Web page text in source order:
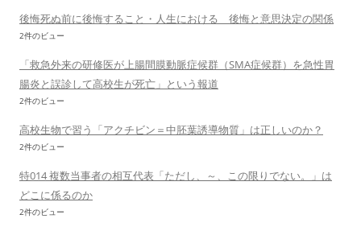
後悔死ぬ前に後悔すること・人生における 後悔と意思決定の関係
2件のビュー
「救急外来の研修医が上腸間膜動脈症候群（SMA症候群）を急性胃
腸炎と誤診して高校生が死亡」という報道
2件のビュー
高校生物で習う「アクチビン＝中胚葉誘導物質」は正しいのか？
2件のビュー
特014 複数当事者の相互代表「ただし、～、この限りでない。」は
どこに係るのか
2件のビュー